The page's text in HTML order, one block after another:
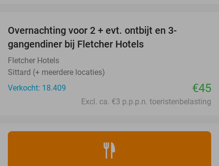
Overnachting voor 2 + evt. ontbijt en 3-
gangendiner bij Fletcher Hotels
Fletcher Hotels
Sittard (+ meerdere locaties)
Verkocht: 18.409
€45
Excl. ca. €3 p.p.p.n. toeristenbelasting